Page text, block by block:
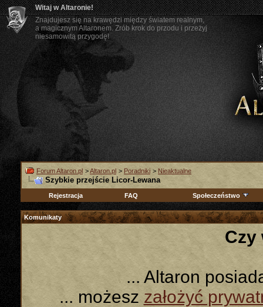
Witaj w Altaronie!
Znajdujesz się na krawędzi między światem realnym,
a magicznym Altaronem. Zrób krok do przodu i przeżyj
niesamowitą przygodę!
Forum Altaron.pl >Altaron.pl > Poradniki > Nieaktualne
Szybkie przejście Licor-Lewana
Rejestracja FAQ Społeczeństwo
Komunikaty
Czy
... Altaron
... możeszzałożyć